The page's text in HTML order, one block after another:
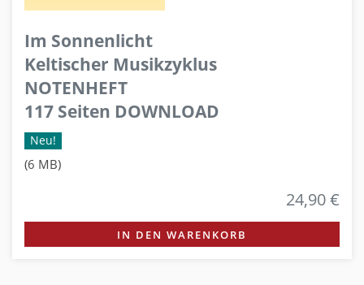
Im Sonnenlicht
Keltischer Musikzyklus
NOTENHEFT
117 Seiten DOWNLOAD
Neu!
(6 MB)
24,90 €
IN DEN WARENKORB